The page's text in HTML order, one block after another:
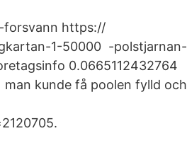
forsvann https://
1-50000 -polstjarnan-
0.0665112432764
kunde få poolen fylld och